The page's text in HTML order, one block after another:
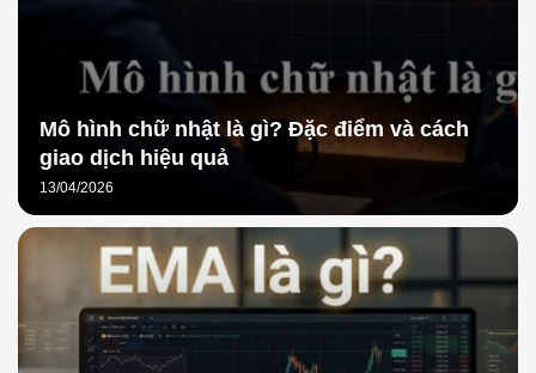
Mô hình chữ nhật là gì? Đặc điểm và cách
giao dịch hiệu quả
13/04/2026